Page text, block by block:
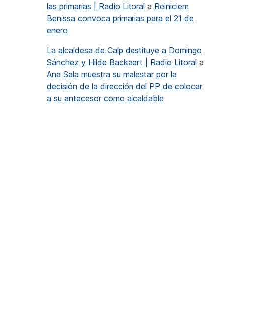
las primarias | Radio Litoral a Reiniciem
Benissa convoca primarias para el 21 de
enero
La alcaldesa de Calp destituye a Domingo
Sánchez y Hilde Backaert | Radio Litoral a
Ana Sala muestra su malestar por la
decisión de la dirección del PP de colocar
a su antecesor como alcaldable